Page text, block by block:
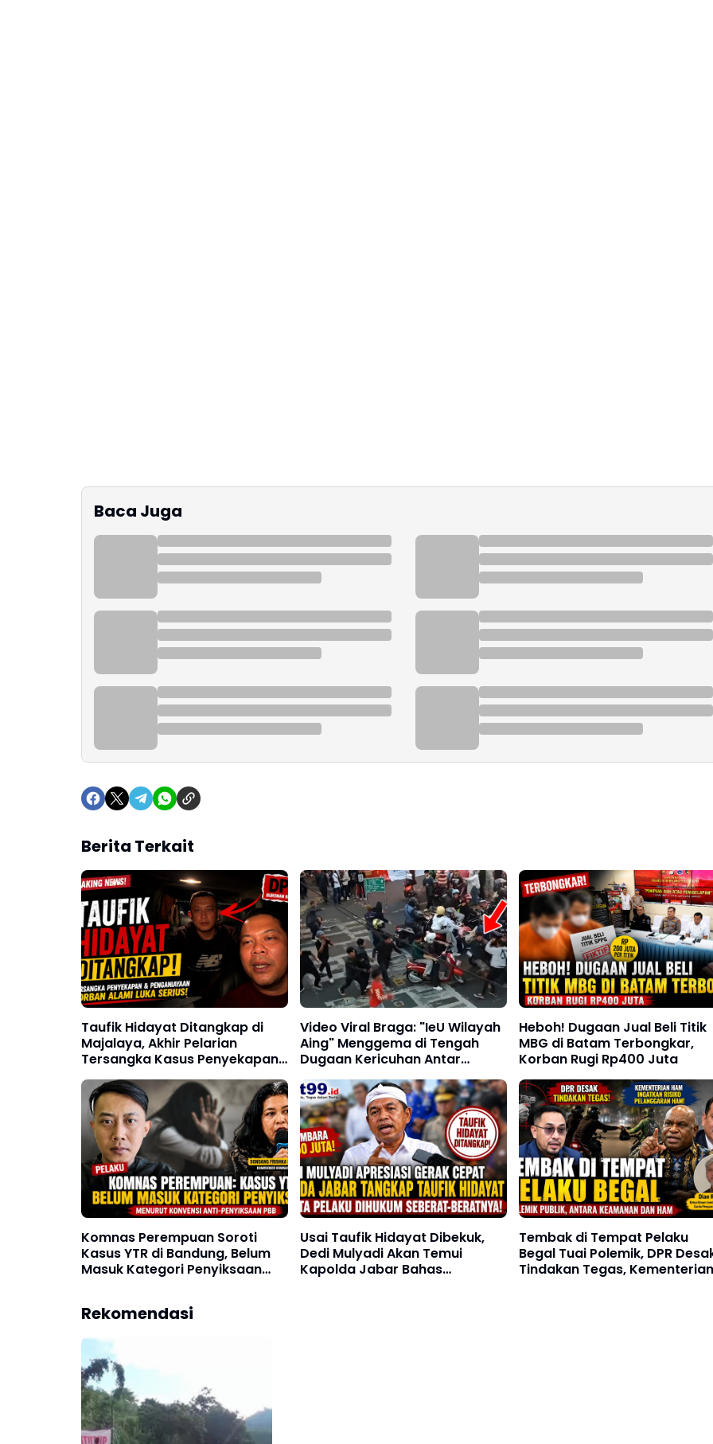
Baca Juga
Berita Terkait
Taufik Hidayat Ditangkap di
Majalaya, Akhir Pelarian
Tersangka Kasus Penyekapan
dan Penganiayaan Wanita di
Bandung
Video Viral Braga: "IeU Wilayah
Aing" Menggema di Tengah
Dugaan Kericuhan Antar
Kelompok
Heboh! Dugaan Jual Beli Titik
MBG di Batam Terbongkar,
Korban Rugi Rp400 Juta
Komnas Perempuan Soroti
Kasus YTR di Bandung, Belum
Masuk Kategori Penyiksaan
Usai Taufik Hidayat Dibekuk,
Dedi Mulyadi Akan Temui
Kapolda Jabar Bahas
Tembak di Tempat Pelaku
Begal Tuai Polemik, DPR
Tindakan Tegas, Kementerian
Rekomendasi